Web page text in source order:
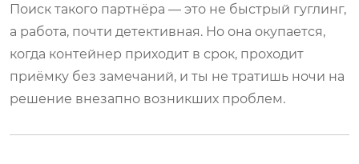
Поиск такого партнёра — это не быстрый гуглинг,
а работа, почти детективная. Но она окупается,
когда контейнер приходит в срок, проходит
приёмку без замечаний, и ты не тратишь ночи на
решение внезапно возникших проблем.